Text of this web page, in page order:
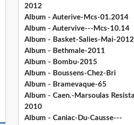
2012
Album - Auterive-Mcs-01.2014
Album - Autervive---Mcs-10.14
Album - Basket-Salies-Mai-2012
Album - Bethmale-2011
Album - Bombu-2015
Album - Boussens-Chez-Bri
Album - Bramevaque-65
Album - Caen.-Marsoulas
2010
Album - Caniac-Du-Causse---